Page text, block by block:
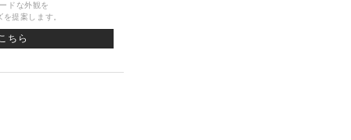
ドな外観を
提案します。
ちら